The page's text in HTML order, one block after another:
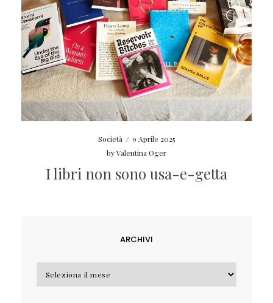
Società / 9 Aprile 2025
byValentina Oger
I libri non sono usa-e-getta
ARCHIVI